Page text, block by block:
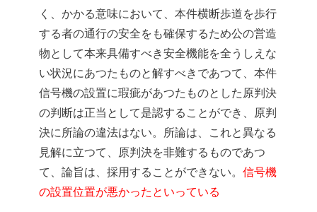
く、かかる意味において、本件横断歩道を歩行
する者の通行の安全をも確保するため公の営造
物として本来具備すべき安全機能を全うしえな
い状況にあつたものと解すべきであつて、本件
信号機の設置に瑕疵があつたものとした原判決
の判断は正当として是認することができ、原判
決に所論の違法はない。所論は、これと異なる
見解に立つて、原判決を非難するものであつ
て、論旨は、採用することができない。 信号機
の設置位置が悪かったといっている